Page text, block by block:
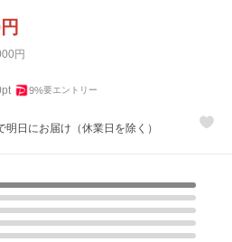
円
円
pt 9%要エントリー
日にお届け（休業日を除く）